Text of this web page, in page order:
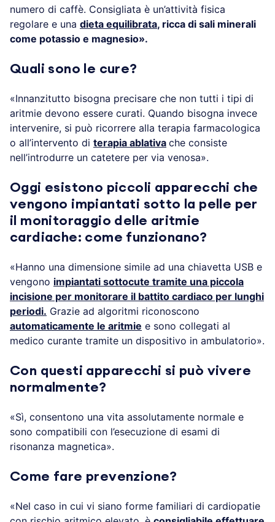
numero di caffè. Consigliata è un’attività fisica
regolare e una dieta equilibrata, ricca di sali minerali
come potassio e magnesio».
Quali sono le cure?
«Innanzitutto bisogna precisare che non tutti i tipi di
aritmie devono essere curati. Quando bisogna invece
intervenire, si può ricorrere alla terapia farmacologica
o all’intervento di terapia ablativa che consiste
nell’introdurre un catetere per via venosa».
Oggi esistono piccoli apparecchi che
vengono impiantati sotto la pelle per
il monitoraggio delle aritmie
cardiache: come funzionano?
«Hanno una dimensione simile ad una chiavetta USB e
vengono impiantati sottocute tramite una piccola
incisione per monitorare il battito cardiaco per lunghi
periodi. Grazie ad algoritmi riconoscono
automaticamente le aritmie e sono collegati al
medico curante tramite un dispositivo in ambulatorio».
Con questi apparecchi si può vivere
normalmente?
«Sì, consentono una vita assolutamente normale e
sono compatibili con l’esecuzione di esami di
risonanza magnetica».
Come fare prevenzione?
«Nel caso in cui vi siano forme familiari di cardiopatie